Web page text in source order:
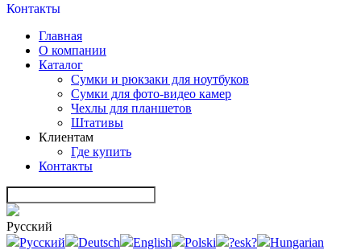
Контакты
Главная
О компании
Каталог
Сумки и рюкзаки для ноутбуков
Сумки для фото-видео камер
Чехлы для планшетов
Штативы
Клиентам
Где купить
Контакты
Русский
Русский
Deutsch English Polski ?esk?
Hungarian